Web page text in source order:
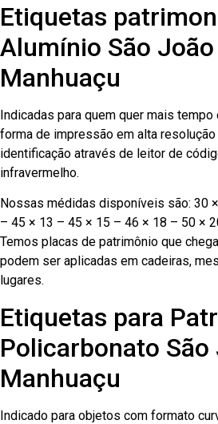
Etiquetas
Alumínio São
Manhuaçu
Indicadas para quem quer mais
forma de impressão em alta
identificação através de leitor de
infravermelho.
Nossas médidas disponíveis são: 30
– 45 × 13 – 45 × 15 – 46 × 18 – 50 ×
Temos placas de patrimônio que
podem ser aplicadas em cadeiras,
lugares.
Etiquetas para
Policarbonato São
Manhuaçu
Indicado para objetos com formato